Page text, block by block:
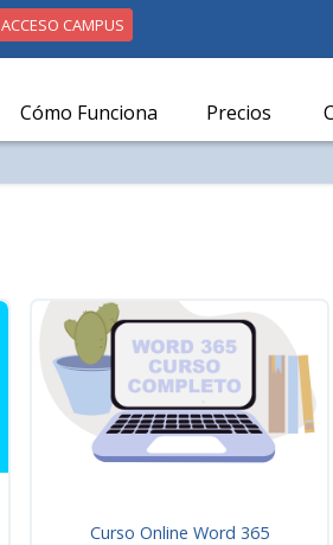
ACCESO CAMPUS
Cómo Funciona Precios
Curso Online Word 365